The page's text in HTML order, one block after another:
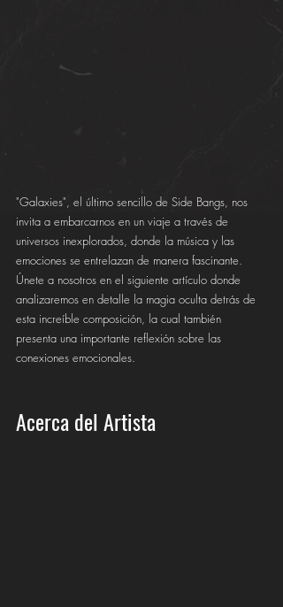
"Galaxies", el último sencillo de Side Bangs, nos
invita a embarcarnos en un viaje a través de
universos inexplorados, donde la música y las
emociones se entrelazan de manera fascinante.
Únete a nosotros en el siguiente artículo donde
analizaremos en detalle la magia oculta detrás de
esta increíble composición, la cual también
presenta una importante reflexión sobre las
conexiones emocionales.
Acerca del Artista